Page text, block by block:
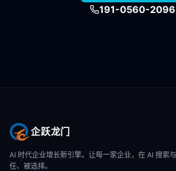
191-0560-2096
企跃龙门
AI 时代企业增长新引擎。让每一家企业，在 AI 搜索
任、被选择。